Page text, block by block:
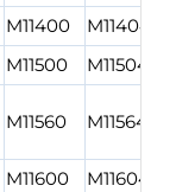
M11400 M11404
M11500 M11504
M11560 M11564
M11600 M11604